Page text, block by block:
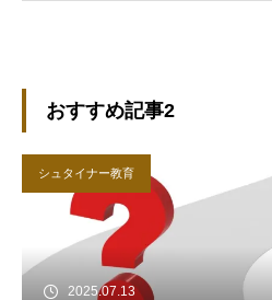
おすすめ記事2
シュタイナー教育
2025.07.13